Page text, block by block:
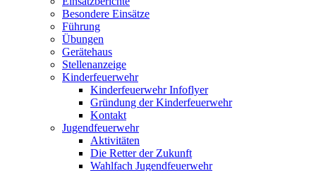
Besondere Einsätze
Führung
Übungen
Gerätehaus
Stellenanzeige
Kinderfeuerwehr
Kinderfeuerwehr Infoflyer
Gründung der Kinderfeuerwehr
Kontakt
Jugendfeuerwehr
Aktivitäten
Die Retter der Zukunft
Wahlfach Jugendfeuerwehr